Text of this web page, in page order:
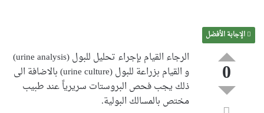
الإجابة الأفضل
0
الرجاء القيام بإجراء تحليل للبول (urine analysis)
و القيام بزراعة للبول (urine culture) بالاضافة الى
ذلك يجب فحص البروستات سريرياً عند طبيب
مختص بالمسالك البولية.